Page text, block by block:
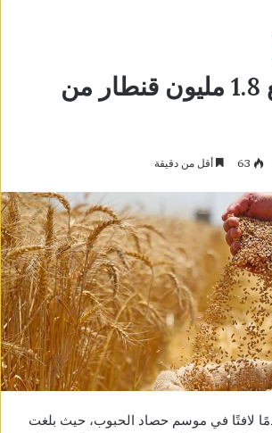
باجة: تجميع 1.8 مليون قنطار من
63 أقل من دقيقة
لافتًا في موسم حصاد الحبوب، حيث بلغت